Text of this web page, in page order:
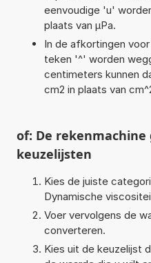
eenvoudige 'u'
plaats van µPa.
In de afkortingen
teken '^' worden
centimeters kunnen
cm2 in plaats van
of: De
keuzelijsten
Kies de juiste
Dynamische
Voer vervolgens de
converteren.
Kies uit de keuzelijst